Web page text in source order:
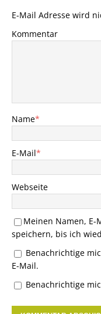
E-Mail Adresse wird
Kommentar
Name*
E-Mail*
Webseite
Meinen Namen,
speichern, bis ich
Benachrichtige
E-Mail.
Benachrichtige